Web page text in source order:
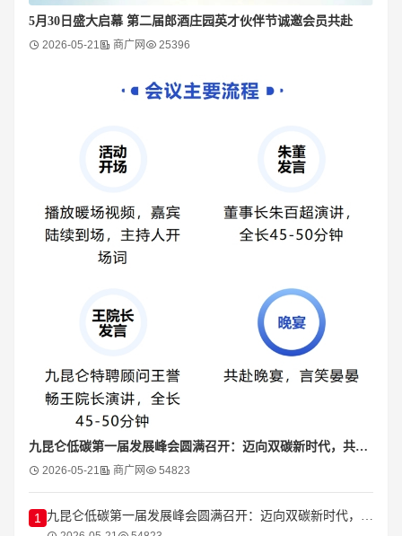
5月30日盛大启幕 第二届郎酒庄园英才伙伴节诚邀会员共赴
2026-05-21 商广网 25396
九昆仑低碳第一届发展峰会圆满召开：迈向双碳新时代，共创低碳新生态
2026-05-21 商广网 54823
1 九昆仑低碳第一届发展峰会圆满召开：迈向双碳新时代，共创低碳新生态